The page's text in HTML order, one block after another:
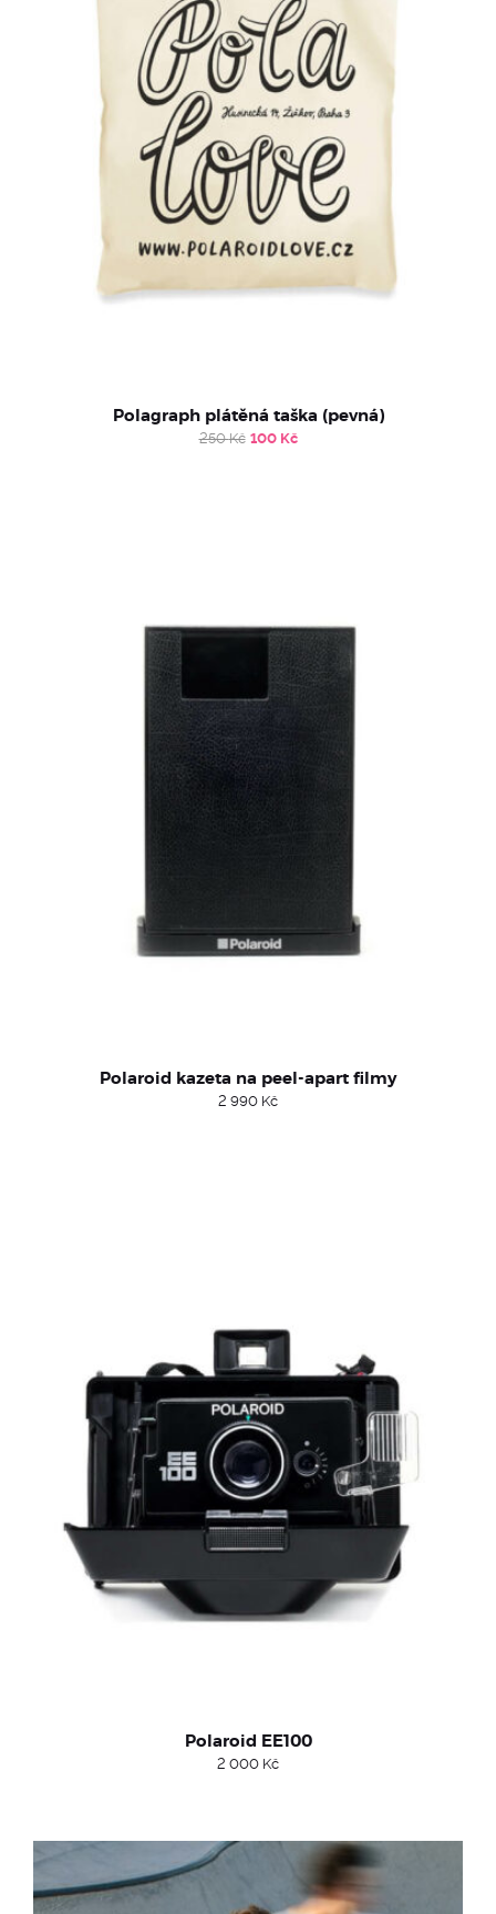
Polagraph plátěná taška (pevná)
250Kč Original
100 KčCurrent
Polaroid kazeta na peel-apart filmy
2 990 Kč
Polaroid EE100
2 000 Kč